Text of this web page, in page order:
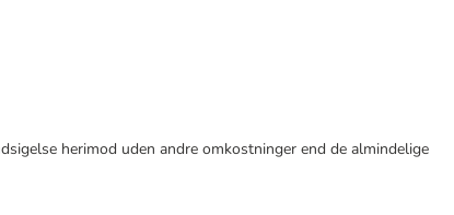
herimod uden andre omkostninger end de almindelige